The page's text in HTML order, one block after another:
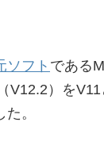
ソフト である
V12.2）を
。